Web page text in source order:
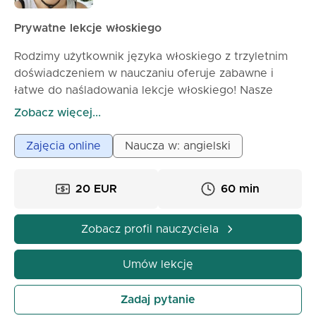
Prywatne lekcje włoskiego
Rodzimy użytkownik języka włoskiego z trzyletnim
doświadczeniem w nauczaniu oferuje zabawne i
łatwe do naśladowania lekcje włoskiego! Nasze
zajęcia obejmują zarówno gramatykę, jak i
codziennego i praktyczne materiały. Ucz się
włoskiego do codziennego użytku, nie tylko na
Zobacz więcej...
Zajęcia online Naucza w: angielski
20 EUR 60 min
Zobacz profil nauczyciela
Umów lekcję
Zadaj pytanie